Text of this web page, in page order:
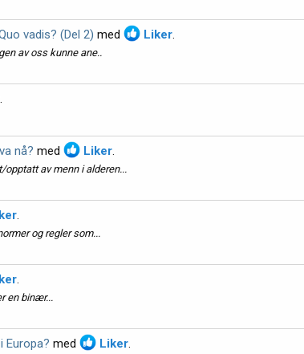
vadis? (Del 2) med Liker
av oss kunne ane..
nå? med Liker
av menn i alderen...
og regler som...
en binær...
Europa? med Liker